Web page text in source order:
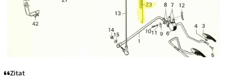
Zitat